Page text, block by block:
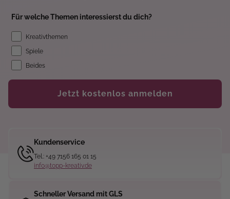
Für welche Themen interessierst du dich?
Kreativthemen
Spiele
Beides
Jetzt kostenlos anmelden
Kundenservice
Tel.: +49 7156 165 01 15
info@topp-kreativ.de
Schneller Versand mit GLS